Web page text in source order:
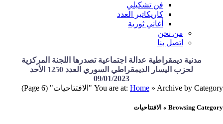
فن تشكيلي
كاريكاتير العدد
أغاني ثورية
من نحن
اتصل بنا
مدنية ديمقراطية عدالة اجتماعية تصدرها اللجنة المركزية
لحزب اليسار الديمقراطي السوري العدد 1250 الأحد
09/01/2023
You are at: Home » Archive by Category "الافتتاحيات" (Page 6)
Browsing Category » الافتتاحيات